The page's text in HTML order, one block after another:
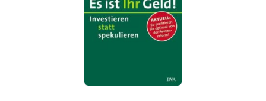
让团队更轻松地共同学习、解决实际问题并更快采取行动。
培养您的员工应对未来挑战所需的技能。